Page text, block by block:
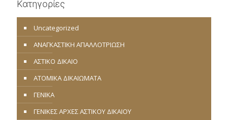
Κατηγορίες
Uncategorized
ΑΝΑΓΚΑΣΤΙΚΗ ΑΠΑΛΛΟΤΡΙΩΣΗ
ΑΣΤΙΚΟ ΔΙΚΑΙΟ
ΑΤΟΜΙΚΑ ΔΙΚΑΙΩΜΑΤΑ
ΓΕΝΙΚΑ
ΓΕΝΙΚΕΣ ΑΡΧΕΣ ΑΣΤΙΚΟΥ ΔΙΚΑΙΟΥ